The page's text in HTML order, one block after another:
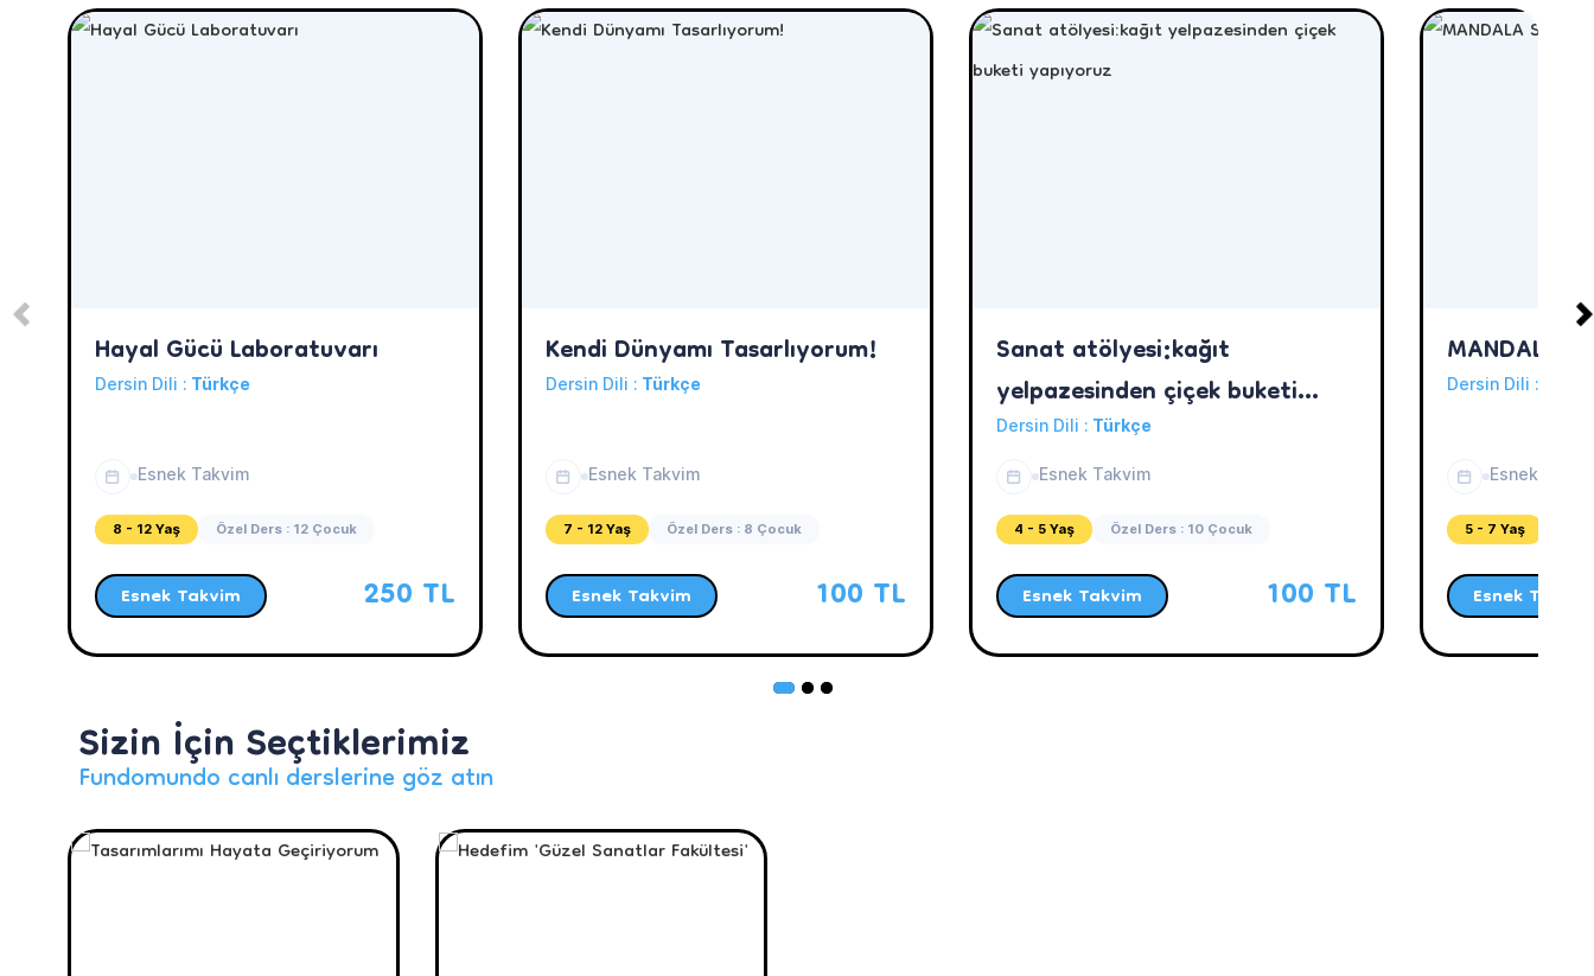
Hayal Gücü Laboratuvarı
Dersin Dili : Türkçe
Esnek Takvim
8 - 12 Yaş Özel Ders : 12 Çocuk
Esnek Takvim 250 TL
Kendi Dünyamı Tasarlıyorum!
Dersin Dili : Türkçe
Esnek Takvim
7 - 12 Yaş Özel Ders : 8 Çocuk
Esnek Takvim 100 TL
Sanat atölyesi:kağıt
yelpazesinden çiçek buketi
yapıyoruz
Dersin Dili : Türkçe
Esnek Takvim
4 - 5 Yaş Özel Ders : 10 Çocuk
Esnek Takvim 100 TL
MANDALA
Dersin Dili :
Esnek
5 - 7 Yaş
Esnek Takvim
Sizin İçin Seçtiklerimiz
Fundomundo canlı derslerine göz atın